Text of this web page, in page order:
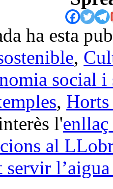
ha esta
,
social i
, Horts
l'enllaç
al
servir